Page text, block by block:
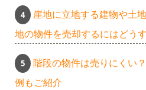
崖地に立地する建物や土
地の物件を売却するにはどう
階段の物件は売りにくい
例もご紹介